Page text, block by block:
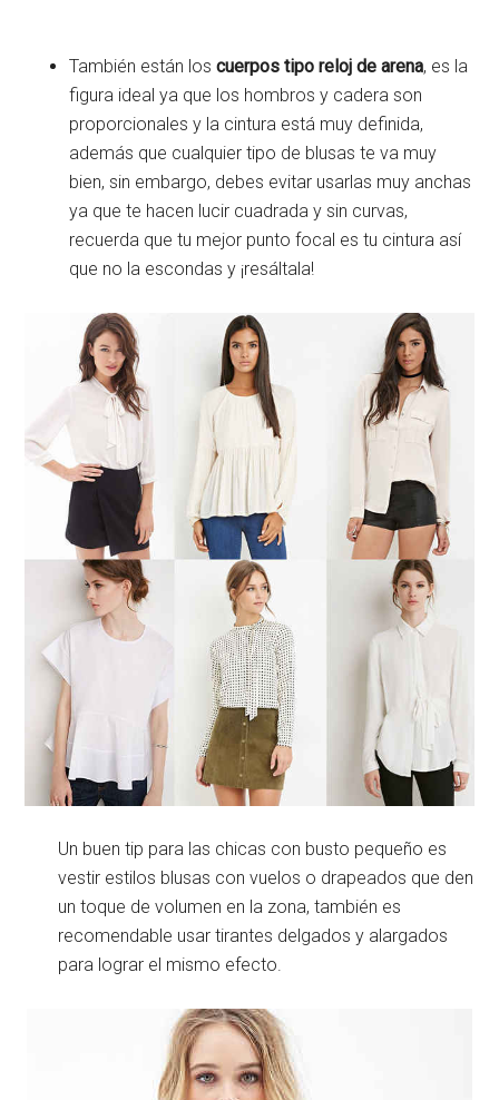
También están loscuerpos tipo reloj de arena, es la
figura ideal ya que los hombros y cadera son
proporcionales y la cintura está muy definida,
además que cualquier tipo de blusas te va muy
bien, sin embargo, debes evitar usarlas muy anchas
ya que te hacen lucir cuadrada y sin curvas,
recuerda que tu mejor punto focal es tu cintura así
que no la escondas y ¡resáltala!
Un buen tip para las chicas con busto pequeño es
vestir estilos blusas con vuelos o drapeados que den
un toque de volumen en la zona, también es
recomendable usar tirantes delgados y alargados
para lograr el mismo efecto.